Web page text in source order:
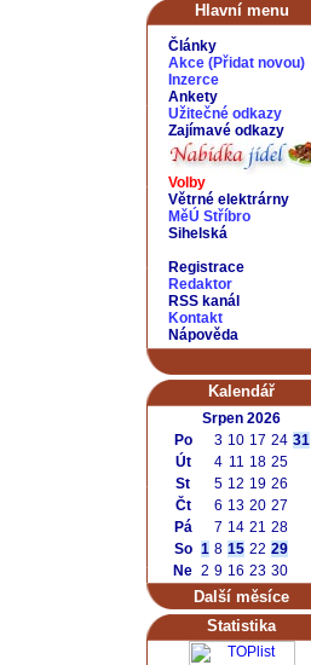
Hlavní menu
Články
Akce (Přidat novou)
Inzerce
Ankety
Užitečné odkazy
Zajímavé odkazy
Volby
Větrné elektrárny
MěÚ Stříbro
Sihelská
Registrace
Redaktor
RSS kanál
Kontakt
Nápověda
Kalendář
Srpen 2026
Po
3 10 17 24 31
Út
4 11 18 25
St
5 12 19 26
Čt
6 13 20 27
Pá
7 14 21 28
So 1 8 15 22 29
Ne 2 9 16 23 30
Další měsíce
Statistika